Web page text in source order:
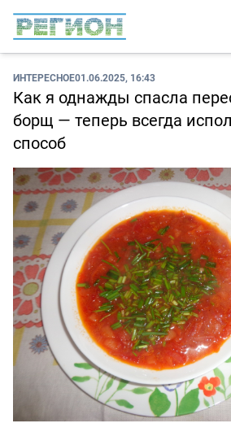
ИНТЕРЕСНОЕ01.06.2025, 16:43
Как я однажды спасла
борщ — теперь всегда
способ